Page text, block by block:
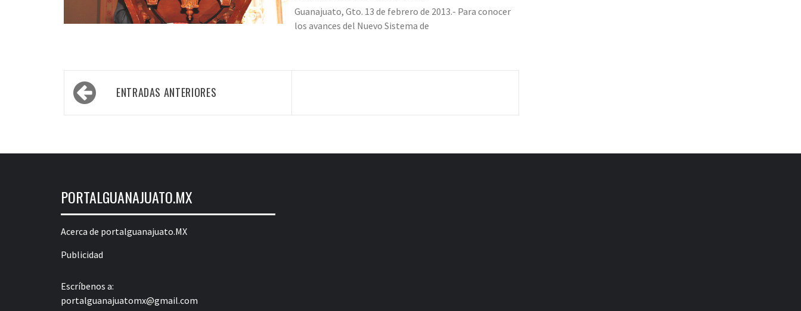
Guanajuato, Gto. 13 de febrero de 2013.- Para conocer
los avances del Nuevo Sistema de
Navegación
de ENTRADAS ANTERIORES
PORTALGUANAJUATO.MX
Acerca de portalguanajuato.MX
Publicidad
Escríbenos a:
portalguanajuatomx@gmail.com